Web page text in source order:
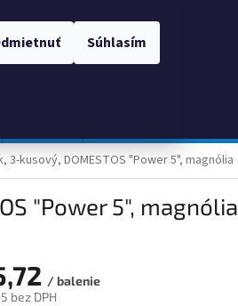
Súhlasím
3-kusový, DOMESTOS "Power 5", magnólia
"Power 5", magnólia
/ balenie
bez DPH